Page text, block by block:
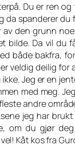
Du er ren
da spanderer
den grunn
bilde. Da vil du
både bakfra,
veldig deilig
Jeg er en
med meg.
andre
jeg har
om du gjør
Kåt kos fra